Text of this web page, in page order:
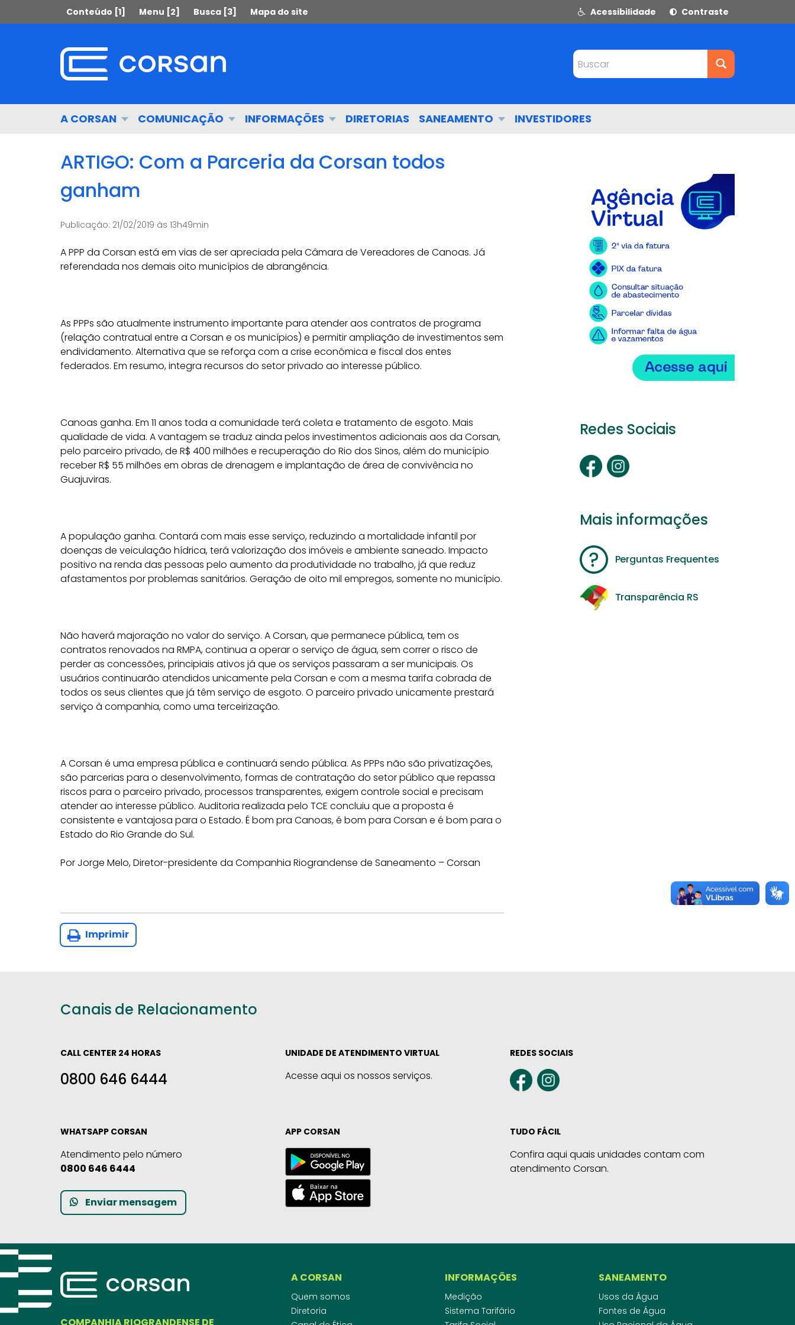
para
menu
para
Conteúdo [1] Menu [2] Busca [3] Mapa do site Acessibilidade Contraste
Buscar
do
A CORSAN COMUNICAÇÃO INFORMAÇÕES DIRETORIAS SANEAMENTO INVESTIDORES
ARTIGO: Com a Parceria da Corsan todos
ganham
Publicação: 21/02/2019 às 13h49min
A PPP da Corsan está em vias de ser apreciada pela Câmara de Vereadores de Canoas. Já
referendada nos demais oito municípios de abrangência.
As PPPs são atualmente instrumento importante para atender aos contratos de programa
(relação contratual entre a Corsan e os municípios) e permitir ampliação de investimentos sem
endividamento. Alternativa que se reforça com a crise econômica e fiscal dos entes
federados. Em resumo, integra recursos do setor privado ao interesse público.
Canoas ganha. Em 11 anos toda a comunidade terá coleta e tratamento de esgoto. Mais
qualidade de vida. A vantagem se traduz ainda pelos investimentos adicionais aos da Corsan,
pelo parceiro privado, de R$ 400 milhões e recuperação do Rio dos Sinos, além do município
receber R$ 55 milhões em obras de drenagem e implantação de área de convivência no
Guajuviras.
A população ganha. Contará com mais esse serviço, reduzindo a mortalidade infantil por
doenças de veiculação hídrica, terá valorização dos imóveis e ambiente saneado. Impacto
positivo na renda das pessoas pelo aumento da produtividade no trabalho, já que reduz
afastamentos por problemas sanitários. Geração de oito mil empregos, somente no município.
Não haverá majoração no valor do serviço. A Corsan, que permanece pública, tem os
contratos renovados na RMPA, continua a operar o serviço de água, sem correr o risco de
perder as concessões, principiais ativos já que os serviços passaram a ser municipais. Os
usuários continuarão atendidos unicamente pela Corsan e com a mesma tarifa cobrada de
todos os seus clientes que já têm serviço de esgoto. O parceiro privado unicamente prestará
serviço à companhia, como uma terceirização.
A Corsan é uma empresa pública e continuará sendo pública. As PPPs não são privatizações,
são parcerias para o desenvolvimento, formas de contratação do setor público que repassa
riscos para o parceiro privado, processos transparentes, exigem controle social e precisam
atender ao interesse público. Auditoria realizada pelo TCE concluiu que a proposta é
consistente e vantajosa para o Estado. É bom pra Canoas, é bom para Corsan e é bom para o
Estado do Rio Grande do Sul.
Por Jorge Melo, Diretor-presidente da Companhia Riograndense de Saneamento – Corsan
Imprimir
Redes Sociais
Mais informações
Perguntas Frequentes
Transparência RS
Canais de Relacionamento
CALL CENTER 24 HORAS
0800 646 6444
UNIDADE DE ATENDIMENTO VIRTUAL
Acesse aqui os nossos serviços.
REDES SOCIAIS
WHATSAPP CORSAN
Atendimento pelo número
0800 646 6444
Enviar mensagem
APP CORSAN TUDO FÁCIL
Confira aqui quais unidades contam com
atendimento Corsan.
COMPANHIA RIOGRANDENSE DE
A CORSAN
Quem somos
Diretoria
INFORMAÇÕES
Medição
Sistema Tarifário
SANEAMENTO
Usos da Água
Fontes de Água